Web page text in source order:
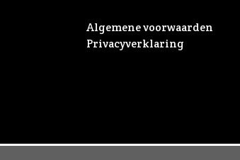
Algemene voorwaarden
Privacyverklaring